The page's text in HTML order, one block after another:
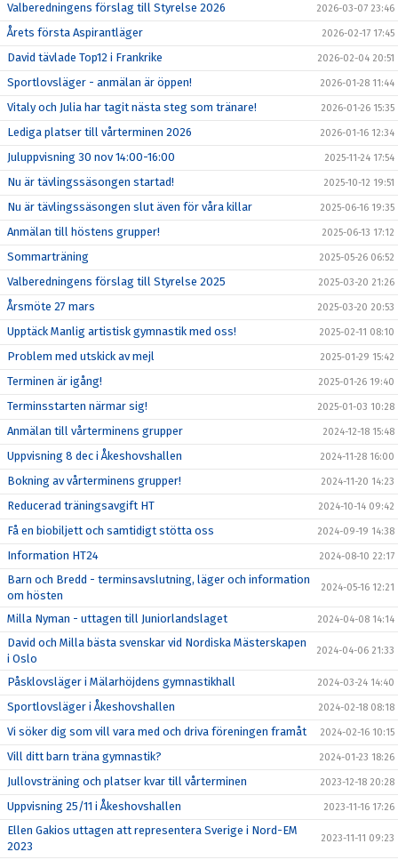
Valberedningens förslag till Styrelse 2026 2026-03-07 23:46
Årets första Aspirantläger 2026-02-17 17:45
David tävlade Top12 i Frankrike 2026-02-04 20:51
Sportlovsläger - anmälan är öppen! 2026-01-28 11:44
Vitaly och Julia har tagit nästa steg som tränare! 2026-01-26 15:35
Lediga platser till vårterminen 2026 2026-01-16 12:34
Juluppvisning 30 nov 14:00-16:00 2025-11-24 17:54
Nu är tävlingssäsongen startad! 2025-10-12 19:51
Nu är tävlingssäsongen slut även för våra killar 2025-06-16 19:35
Anmälan till höstens grupper! 2025-06-13 17:12
Sommarträning 2025-05-26 06:52
Valberedningens förslag till Styrelse 2025 2025-03-20 21:26
Årsmöte 27 mars 2025-03-20 20:53
Upptäck Manlig artistisk gymnastik med oss! 2025-02-11 08:10
Problem med utskick av mejl 2025-01-29 15:42
Terminen är igång! 2025-01-26 19:40
Terminsstarten närmar sig! 2025-01-03 10:28
Anmälan till vårterminens grupper 2024-12-18 15:48
Uppvisning 8 dec i Åkeshovshallen 2024-11-28 16:00
Bokning av vårterminens grupper! 2024-11-20 14:23
Reducerad träningsavgift HT 2024-10-14 09:42
Få en biobiljett och samtidigt stötta oss 2024-09-19 14:38
Information HT24 2024-08-10 22:17
Barn och Bredd - terminsavslutning, läger och information
om hösten
2024-05-16 12:21
Milla Nyman - uttagen till Juniorlandslaget 2024-04-08 14:14
David och Milla bästa svenskar vid Nordiska Mästerskapen
i Oslo
2024-04-06 21:33
Påsklovsläger i Mälarhöjdens gymnastikhall 2024-03-24 14:40
Sportlovsläger i Åkeshovshallen 2024-02-18 08:18
Vi söker dig som vill vara med och driva föreningen framåt 2024-02-16 10:15
Vill ditt barn träna gymnastik? 2024-01-23 18:26
Jullovsträning och platser kvar till vårterminen 2023-12-18 20:28
Uppvisning 25/11 i Åkeshovshallen 2023-11-16 17:26
Ellen Gakios uttagen att representera Sverige i Nord-EM
2023
2023-11-11 09:23